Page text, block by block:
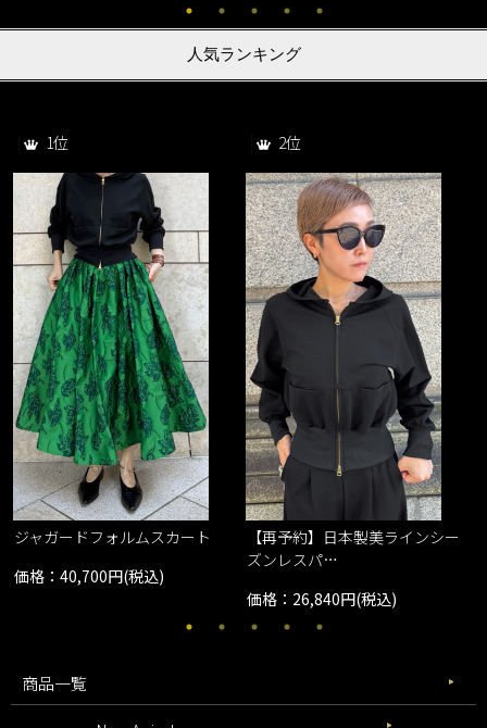
人気ランキング
1位
ジャガードフォルムスカート
価格：40,700円(税込)
2位
【再予約】日本製美ラインシー
ズンレスパ…
価格：26,840円(税込)
商品一覧